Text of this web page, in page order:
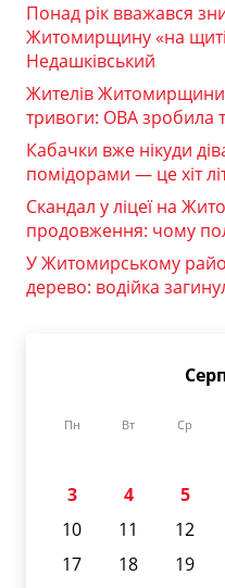
Понад рік вважався
Житомирщину «на
Недашківський
Жителів Житомирщини
тривоги: ОВА зробила
Кабачки вже нікуди
помідорами — це хіт
Скандал у ліцеї на
продовження: чому
У Житомирському
дерево: водійка
Пн Вт Ср
3
4 5
10
11 12
17
18 19